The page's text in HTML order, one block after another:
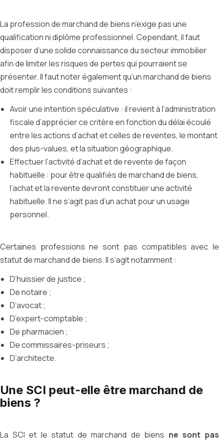
La profession de marchand de biens n’exige pas une
qualification ni diplôme professionnel. Cependant, il faut
disposer d’une solide connaissance du secteur immobilier
afin de limiter les risques de pertes qui pourraient se
présenter. Il faut noter également qu’un marchand de biens
doit remplir les conditions suivantes :
Avoir une intention spéculative : il revient à l’administration
fiscale d’apprécier ce critère en fonction du délai écoulé
entre les actions d’achat et celles de reventes, le montant
des plus-values, et la situation géographique.
Effectuer l’activité d’achat et de revente de façon
habituelle : pour être qualifiés de marchand de biens,
l’achat et la revente devront constituer une activité
habituelle. Il ne s’agit pas d’un achat pour un usage
personnel.
Certaines professions ne sont pas compatibles avec le
statut de marchand de biens. Il s’agit notamment :
D’huissier de justice ;
De notaire ;
D’avocat ;
D’expert-comptable ;
De pharmacien ;
De commissaires-priseurs ;
D’architecte.
Une SCI peut-elle être marchand de
biens ?
La SCI et le statut de marchand de biens ne sont pas